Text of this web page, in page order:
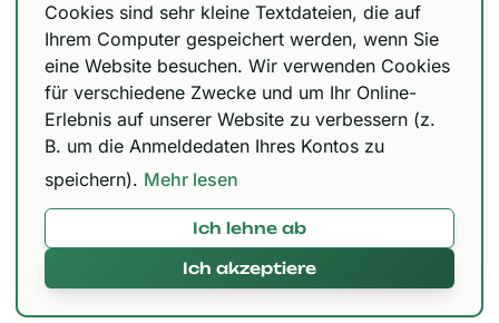
Bestellung widerrufen
Zertifizierungen
Mit 🌱 in Paderborn gemacht © 2026,420brokkoli.de
Wir haben unsere Versandoptionen
angepasst!
DHL Paket 6,99 € / kostenfrei ab 150 €, Urbify
11,99 € / kostenfrei ab 300 € und DHL Express
Cookies sind sehr kleine Textdateien, die auf
Ihrem Computer gespeichert werden, wenn Sie
eine Website besuchen. Wir verwenden Cookies
für verschiedene Zwecke und um Ihr Online-
Erlebnis auf unserer Website zu verbessern (z.
B. um die Anmeldedaten Ihres Kontos zu
speichern). Mehr lesen
Ich lehne ab
Ich akzeptiere